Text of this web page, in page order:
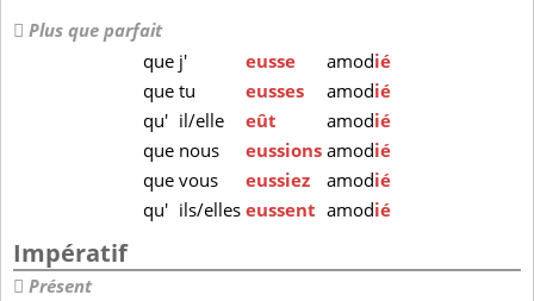
Plus que parfait
que j' eusse amodié
quetu eusses amodié
qu' il/elle eût amodié
que nous eussionsamodié
quevous eussiez amodié
qu' ils/elleseussent amodié
Impératif
Présent